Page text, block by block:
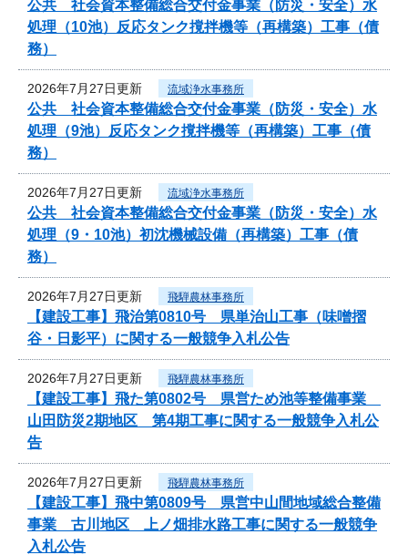
公共 社会資本整備総合交付金事業（防災・安全）水
処理（10池）反応タンク撹拌機等（再構築）工事（債
務）
2026年7月27日更新 流域浄水事務所
公共 社会資本整備総合交付金事業（防災・安全）水
処理（9池）反応タンク撹拌機等（再構築）工事（債
務）
2026年7月27日更新 流域浄水事務所
公共 社会資本整備総合交付金事業（防災・安全）水
処理（9・10池）初沈機械設備（再構築）工事（債
務）
2026年7月27日更新 飛騨農林事務所
【建設工事】飛治第0810号 県単治山工事（味噌摺
谷・日影平）に関する一般競争入札公告
2026年7月27日更新 飛騨農林事務所
【建設工事】飛た第0802号 県営ため池等整備事業
山田防災2期地区 第4期工事に関する一般競争入札公
告
2026年7月27日更新 飛騨農林事務所
【建設工事】飛中第0809号 県営中山間地域総合整備
事業 古川地区 上ノ畑排水路工事に関する一般競争
入札公告